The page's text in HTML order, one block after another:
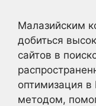
Малазийским
добиться
сайтов в
оптимизация
методом,